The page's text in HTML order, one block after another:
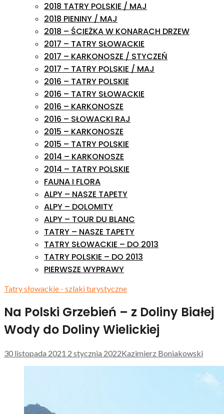
2018 TATRY POLSKIE / MAJ
2018 PIENINY / MAJ
2018 – ŚCIEŻKA W KONARACH DRZEW
2017 – TATRY SŁOWACKIE
2017 – KARKONOSZE / STYCZEŃ
2017 – TATRY POLSKIE / MAJ
2016 – TATRY POLSKIE
2016 – TATRY SŁOWACKIE
2016 – KARKONOSZE
2016 – SŁOWACKI RAJ
2015 – KARKONOSZE
2015 – TATRY POLSKIE
2014 – KARKONOSZE
2014 – TATRY POLSKIE
FAUNA I FLORA
ALPY – NASZE TAPETY
ALPY – DOLOMITY
ALPY – TOUR DU BLANC
TATRY – NASZE TAPETY
TATRY SŁOWACKIE – DO 2013
TATRY POLSKIE – DO 2013
PIERWSZE WYPRAWY
Tatry słowackie - szlaki turystyczne
Na Polski Grzebień – z Doliny Białej
Wody do Doliny Wielickiej
30 listopada 2021 2 stycznia 2022Kazimierz Boniakowski